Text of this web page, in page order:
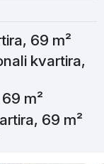
69 m²
kvartira,
m²
69 m²